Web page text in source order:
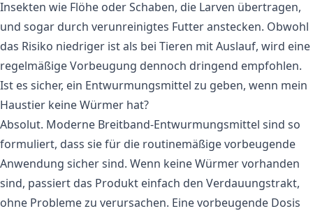
Insekten wie Flöhe oder Schaben, die Larven übertragen,
und sogar durch verunreinigtes Futter anstecken. Obwohl
das Risiko niedriger ist als bei Tieren mit Auslauf, wird eine
regelmäßige Vorbeugung dennoch dringend empfohlen.
Ist es sicher, ein Entwurmungsmittel zu geben, wenn mein
Haustier keine Würmer hat?
Absolut. Moderne Breitband-Entwurmungsmittel sind so
formuliert, dass sie für die routinemäßige vorbeugende
Anwendung sicher sind. Wenn keine Würmer vorhanden
sind, passiert das Produkt einfach den Verdauungstrakt,
ohne Probleme zu verursachen. Eine vorbeugende Dosis